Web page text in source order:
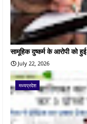
सामूहिक दुष्कर्म के आरोपी को
July 22, 2026
मध्यप्रदेश